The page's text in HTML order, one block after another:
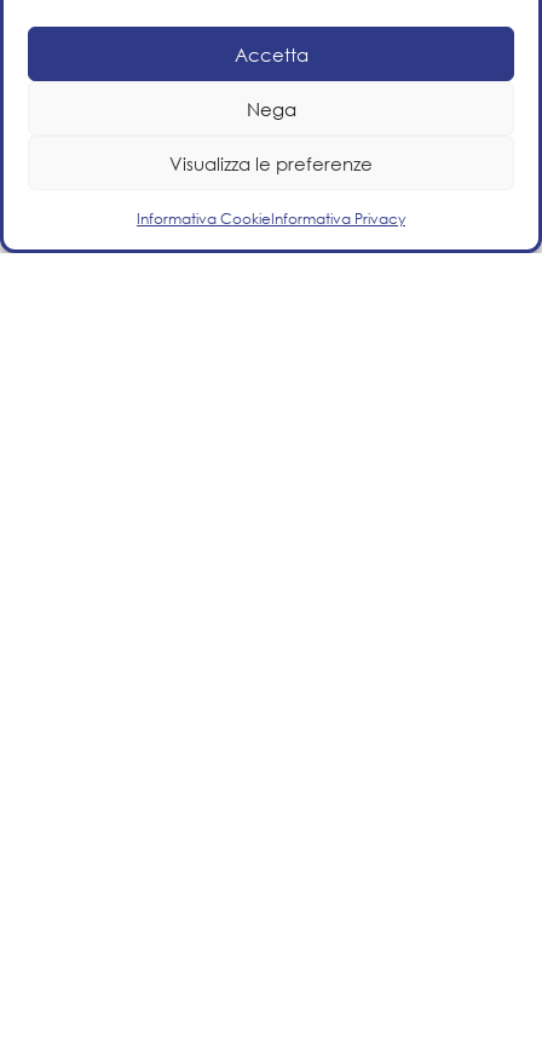
Accetta
Nega
Visualizza le preferenze
Informativa CookieInformativa Privacy